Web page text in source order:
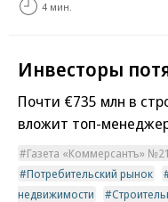
4 мин.
Инвесторы
Почти €735 млн в
вложит топ-
Газета «Коммерсантъ»
Потребительский рынок
недвижимости